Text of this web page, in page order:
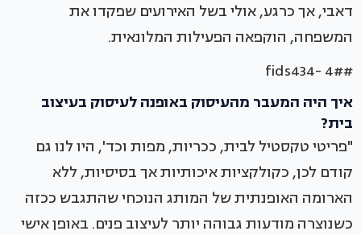
דאבי, אך כרגע, אולי בשל האירועים שפקדו את
המשפחה, הוקפאה הפעילות המלונאית.
#fids434- 4#
איך היה המעבר מהעיסוק באופנה לעיסוק בעיצוב
בית?
"פריטי טקסטיל לבית, ככריות, מפות וכד', היו לנו גם
קודם לכן, כקולקציות איכותיות אך בסיסיות, ללא
הארומה האופנתית של המותג הנוכחי שהתגבש ככזה
כשנוצרה מודעות גבוהה יותר לעיצוב פנים. באופן אישי